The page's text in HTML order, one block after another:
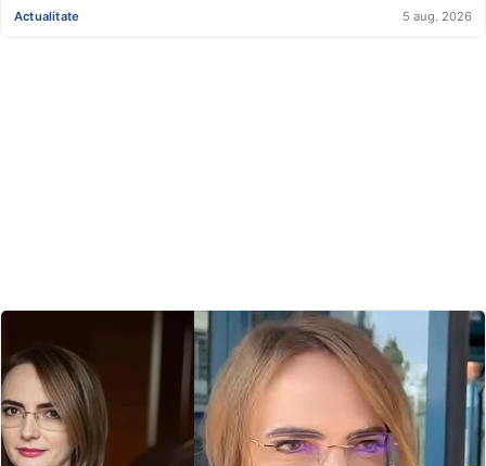
Actualitate 5 aug. 2026